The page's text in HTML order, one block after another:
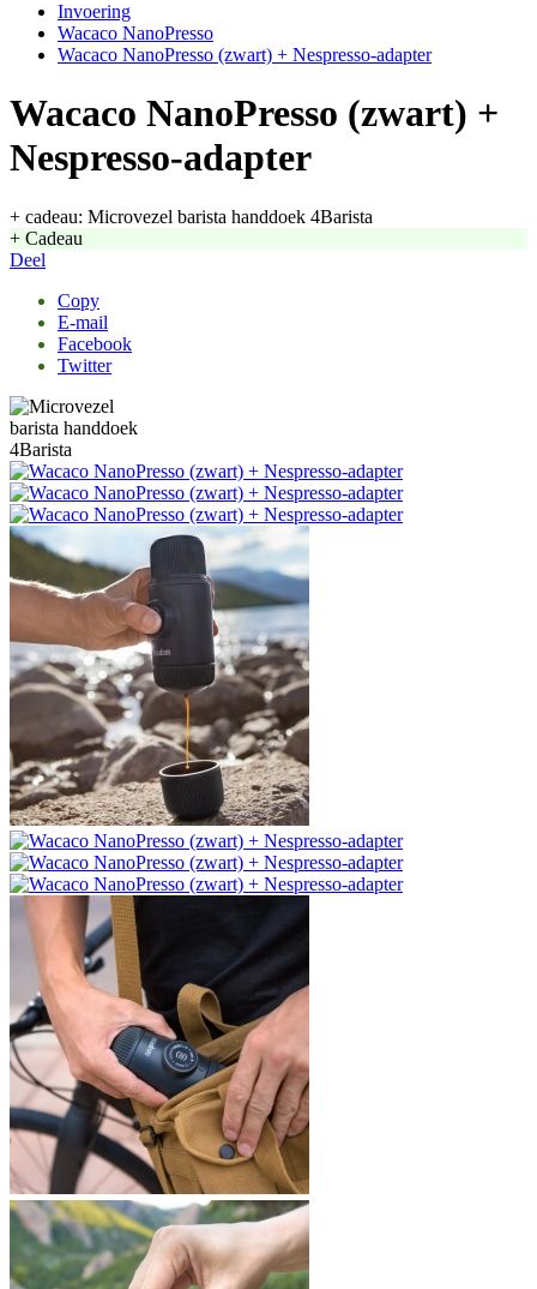
Invoering
Wacaco NanoPresso
Wacaco NanoPresso (zwart) + Nespresso-adapter
Wacaco NanoPresso (zwart) +
Nespresso-adapter
+ cadeau: Microvezel barista handdoek 4Barista
+ Cadeau
Deel
Copy
E-mail
Facebook
Twitter